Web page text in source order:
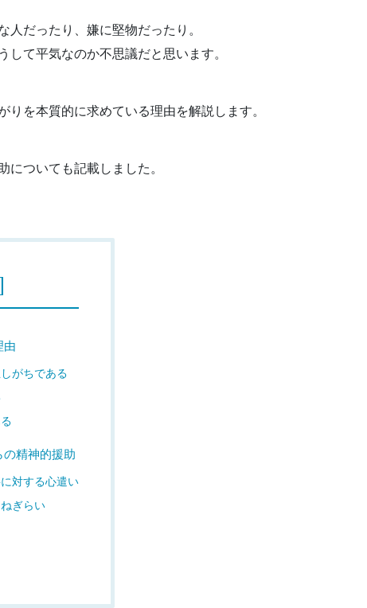
人だったり、嫌に堅物だったり。
て平気なのか不思議だと思います。
を本質的に求めている理由を解説します。
についても記載しました。
由
がちである
の精神的援助
対する心遣い
ぎらい